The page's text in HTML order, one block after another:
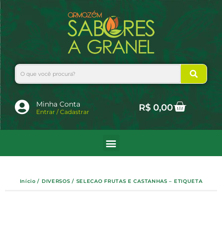
para
o
conteúdo
Search
Minha Conta
Entrar / Cadastrar R$0,00Cart
Início / DIVERSOS / SELECAO FRUTAS E CASTANHAS – ETIQUETA